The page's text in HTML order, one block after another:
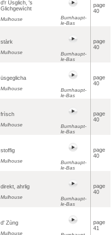
d'r Üsglich, 's
Glichgewìcht
Mulhouse
Burnhaupt-
le-Bas
page
40
stàrk
Mulhouse
Burnhaupt-
le-Bas
page
40
üsgeglicha
Mulhouse
Burnhaupt-
le-Bas
page
40
frìsch
Mulhouse
Burnhaupt-
le-Bas
page
40
stoffig
Mulhouse
Burnhaupt-
le-Bas
page
40
direkt, ahrlig
Mulhouse
Burnhaupt-
le-Bas
page
40
d' Zùng
Mulhouse
page
41